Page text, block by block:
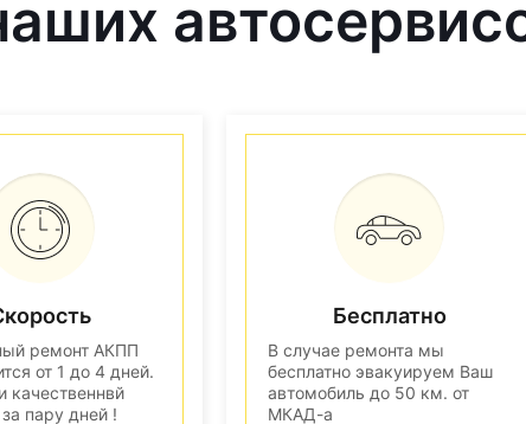
ремонт АКПП
от 1 до 4 дней.
качественнвй
за пару дней !
Бесплатно
В случае ремонта мы
бесплатно эвакуируем Ваш
автомобиль до 50 км. от
МКАД-а